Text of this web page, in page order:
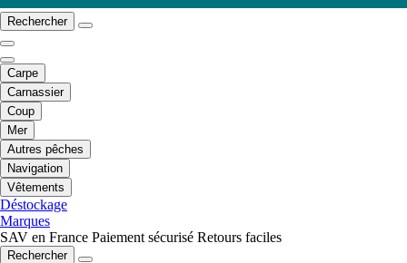
Rechercher
Carpe
Carnassier
Coup
Mer
Autres pêches
Navigation
Vêtements
Déstockage
Marques
SAV en France Paiement sécurisé Retours faciles
Rechercher